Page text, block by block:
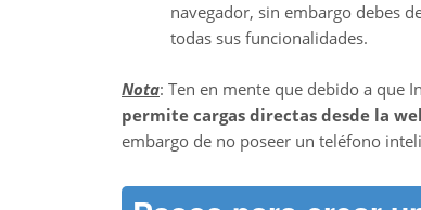
navegador, sin embargo debes
todas sus funcionalidades.
Nota: Ten en mente que debido a que
permite cargas directas desde la
embargo de no poseer un teléfono